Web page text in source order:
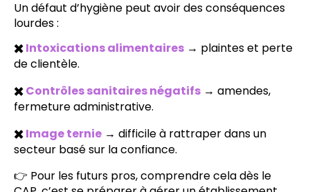
Un défaut d’hygiène peut avoir des conséquences
lourdes :
✖️Intoxications alimentaires → plaintes et perte
de clientèle.
✖️Contrôles sanitaires négatifs → amendes,
fermeture administrative.
✖️Image ternie → difficile à rattraper dans un
secteur basé sur la confiance.
👉 Pour les futurs pros, comprendre cela dès le